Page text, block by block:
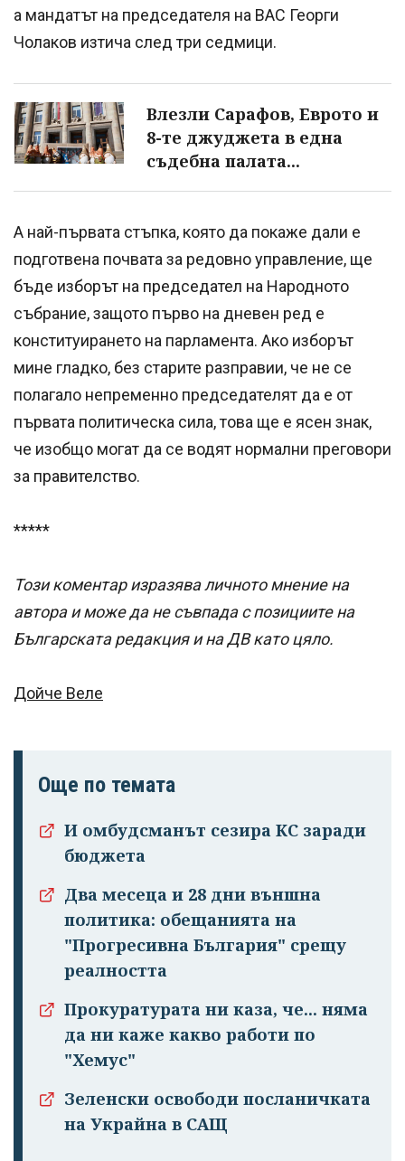
а мандатът на председателя на ВАС Георги
Чолаков изтича след три седмици.
Влезли Сарафов, Еврото и
8-те джуджета в една
съдебна палата...
А най-първата стъпка, която да покаже дали е
подготвена почвата за редовно управление, ще
бъде изборът на председател на Народното
събрание, защото първо на дневен ред е
конституирането на парламента. Ако изборът
мине гладко, без старите разправии, че не се
полагало непременно председателят да е от
първата политическа сила, това ще е ясен знак,
че изобщо могат да се водят нормални преговори
за правителство.
*****
Този коментар изразява личното мнение на
автора и може да не съвпада с позициите на
Българската редакция и на ДВ като цяло.
Дойче Веле
Още по темата
И омбудсманът сезира КС заради
бюджета
Два месеца и 28 дни външна
политика: обещанията на
"Прогресивна България" срещу
реалността
Прокуратурата ни каза, че... няма
да ни каже какво работи по
"Хемус"
Зеленски освободи посланичката
на Украйна в САЩ